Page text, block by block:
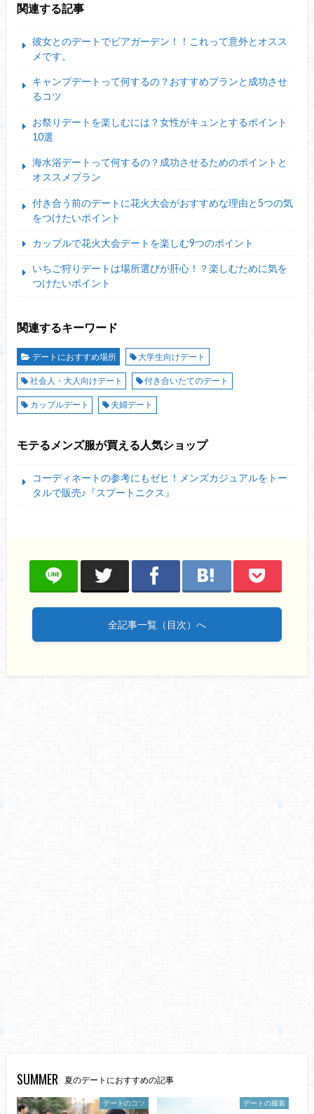
関連する記事
彼女とのデートでビアガーデン！！これって意外とオスス
メです。
キャンプデートって何するの？おすすめプランと成功させ
るコツ
お祭りデートを楽しむには？女性がキュンとするポイント
10選
海水浴デートって何するの？成功させるためのポイントと
オススメプラン
付き合う前のデートに花火大会がおすすめな理由と5つの気
をつけたいポイント
カップルで花火大会デートを楽しむ9つのポイント
いちご狩りデートは場所選びが肝心！？楽しむために気を
つけたいポイント
関連するキーワード
デートにおすすめ場所 大学生向けデート
社会人・大人向けデート 付き合いたてのデート
カップルデート 夫婦デート
モテるメンズ服が買える人気ショップ
コーディネートの参考にもゼヒ！メンズカジュアルをトー
タルで販売♪『スプートニクス』
全記事一覧（目次）へ
SUMMER 夏のデートにおすすめの記事
デートのコツ デートの服装